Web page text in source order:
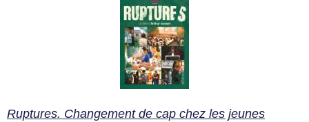
Ruptures. Changement de cap chez les jeunes